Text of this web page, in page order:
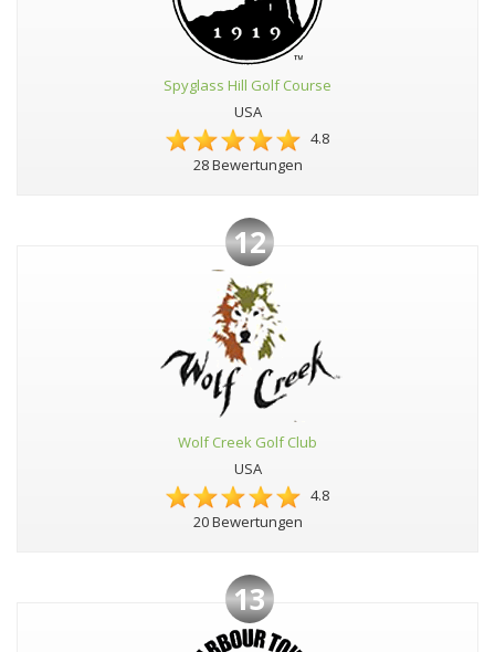
Spyglass Hill Golf Course
USA
4.8
28 Bewertungen
12
Wolf Creek Golf Club
USA
4.8
20 Bewertungen
13